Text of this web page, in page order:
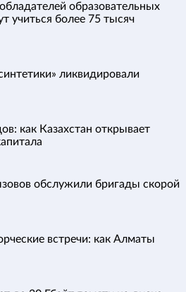
образовательных
учиться более 75 тысяч
ликвидировали
как Казахстан открывает
обслужили бригады скорой
встречи: как Алматы